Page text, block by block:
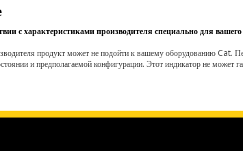
с характеристиками производителя специально для
продукт может не подойти к вашему оборудованию Cat.
и предполагаемой конфигурации. Этот индикатор не может